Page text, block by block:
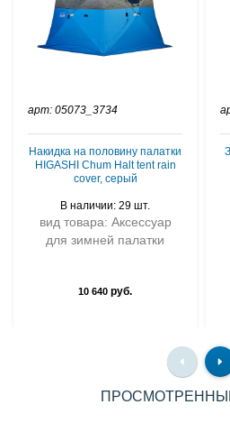
арт: 05073_3734
Накидка на половину палатки
HIGASHI Chum Halt tent rain
cover, серый
В наличии: 29 шт.
вид товара: Аксессуар
для зимней палатки
10 640 руб.